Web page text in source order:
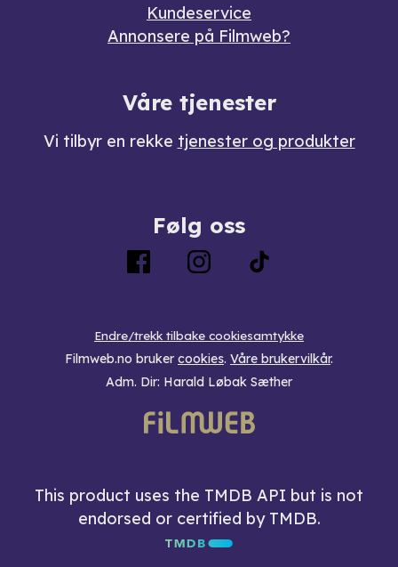
Kundeservice
Annonsere på Filmweb?
Våre tjenester
Vi tilbyr en rekke tjenester og produkter
Følg oss
Endre/trekk tilbake cookiesamtykke
Filmweb.no bruker cookies. Våre brukervilkår.
Adm. Dir: Harald Løbak Sæther
This product uses the TMDB API but is not
endorsed or certified by TMDB.